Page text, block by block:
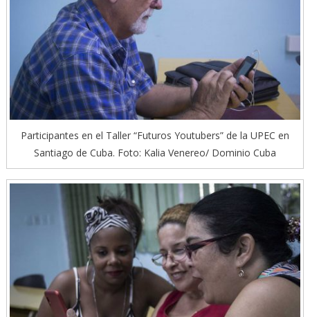
Participantes en el Taller “Futuros Youtubers” de la UPEC en
Santiago de Cuba. Foto: Kalia Venereo/ Dominio Cuba